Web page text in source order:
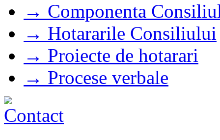
→ Componenta
→ Hotararile Consiliului
→ Proiecte de hotarari
→ Procese verbale